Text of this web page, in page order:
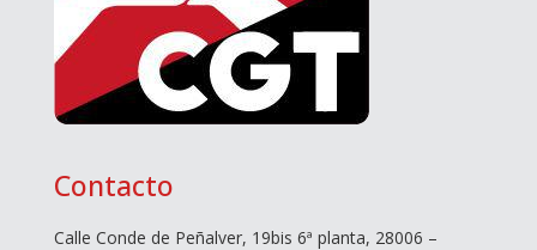
Contacto
Calle Conde de Peñalver, 19bis 6ª planta, 28006 –